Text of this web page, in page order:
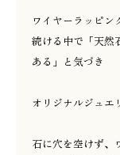
ワイヤーラッピン
続ける中で「天然
ある」と気づき
オリジナルジュエ
石に穴を空けず、